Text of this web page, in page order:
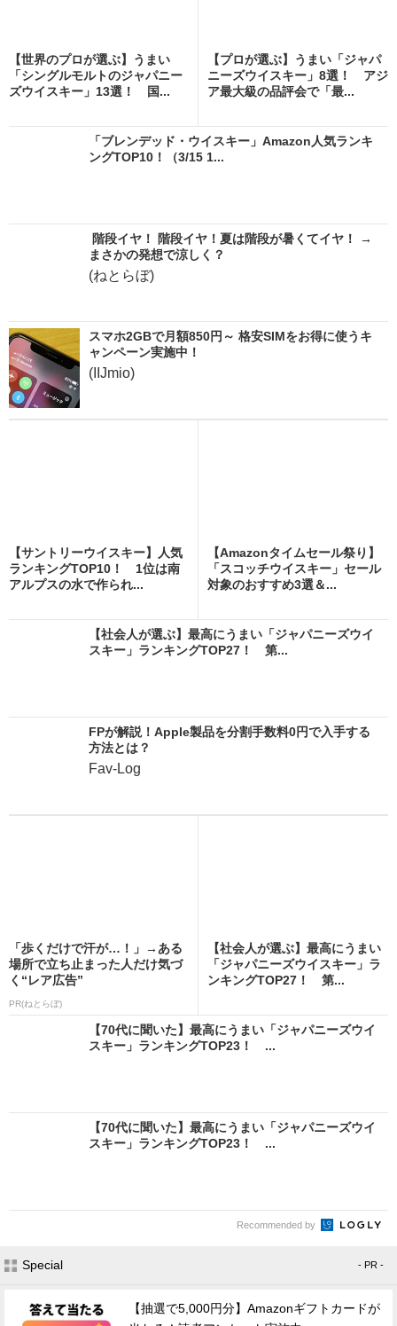
【世界のプロが選ぶ】うまい
「シングルモルトのジャパニー
ズウイスキー」13選！ 国...
【プロが選ぶ】うまい「ジャパ
ニーズウイスキー」8選！ アジ
ア最大級の品評会で「最...
「ブレンデッド・ウイスキー」Amazon人気ランキ
ングTOP10！（3/15 1...
階段イヤ！ 階段イヤ！夏は階段が暑くてイヤ！ →
まさかの発想で涼しく？
(ねとらぼ)
スマホ2GBで月額850円～ 格安SIMをお得に使うキ
ャンペーン実施中！
(IIJmio)
【サントリーウイスキー】人気
ランキングTOP10！ 1位は南
アルプスの水で作られ...
【Amazonタイムセール祭り】
「スコッチウイスキー」セール
対象のおすすめ3選＆...
【社会人が選ぶ】最高にうまい「ジャパニーズウイ
スキー」ランキングTOP27！ 第...
FPが解説！Apple製品を分割手数料0円で入手する
方法とは？
Fav-Log
「歩くだけで汗が…！」→ある
場所で立ち止まった人だけ気づ
く“レア広告”
PR(ねとらぼ)
【社会人が選ぶ】最高にうまい
「ジャパニーズウイスキー」ラ
ンキングTOP27！ 第...
【70代に聞いた】最高にうまい「ジャパニーズウイ
スキー」ランキングTOP23！ ...
【70代に聞いた】最高にうまい「ジャパニーズウイ
スキー」ランキングTOP23！ ...
Recommended by
Special - PR -
【抽選で5,000円分】Amazonギフトカードが